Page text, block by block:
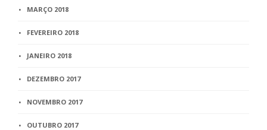
MARÇO 2018
FEVEREIRO 2018
JANEIRO 2018
DEZEMBRO 2017
NOVEMBRO 2017
OUTUBRO 2017